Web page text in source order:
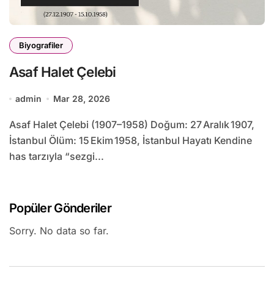
Biyografiler
Asaf Halet Çelebi
admin Mar 28, 2026
Asaf Halet Çelebi (1907–1958) Doğum: 27 Aralık 1907,
İstanbul Ölüm: 15 Ekim 1958, İstanbul Hayatı Kendine
has tarzıyla “sezgi...
Popüler Gönderiler
Sorry. No data so far.